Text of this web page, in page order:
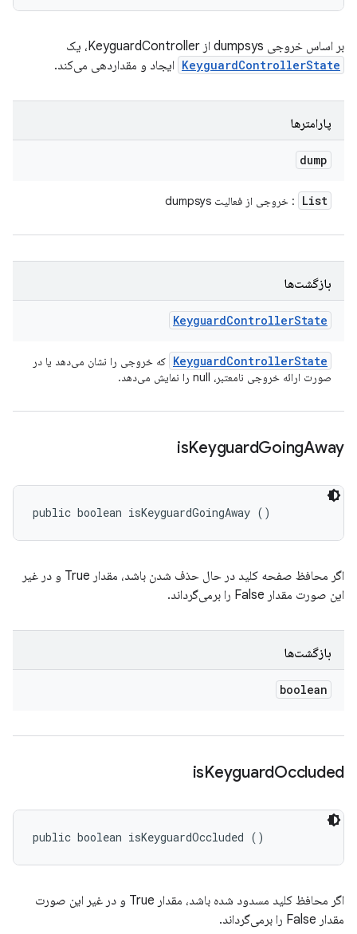
بر اساس خروجی dumpsys از KeyguardController، یک
KeyguardControllerState ایجاد و مقداردهی می‌کند.
پارامترها
dump
List : خروجی از فعالیت dumpsys
بازگشت‌ها
KeyguardControllerState
KeyguardControllerState
که خروجی را نشان می‌دهد یا در
صورت ارائه خروجی نامعتبر، null را نمایش می‌دهد.
isKeyguardGoingAway
public boolean isKeyguardGoingAway ()
اگر محافظ صفحه کلید در حال حذف شدن باشد، مقدار True و در غیر
این صورت مقدار False را برمی‌گرداند.
بازگشت‌ها
boolean
isKeyguardOccluded
public boolean isKeyguardOccluded ()
اگر محافظ کلید مسدود شده باشد، مقدار True و در غیر این صورت
مقدار False را برمی‌گرداند.